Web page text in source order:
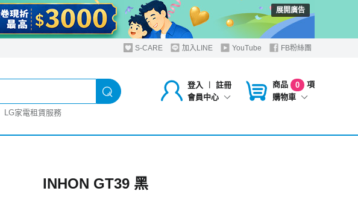
展開廣告
S-CARE 加入LINE YouTube FB粉絲團
登入 ︱
註冊
會員中心
商品 0
項
購物車
LG家電租賃服務
INHON GT39 黑